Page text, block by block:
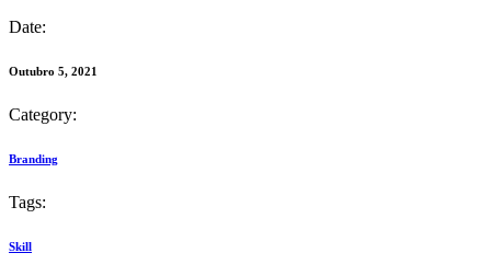
Date:
Outubro 5, 2021
Category:
Branding
Tags:
Skill